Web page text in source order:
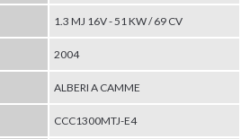
1.3 MJ 16V - 51 KW / 69 CV
2004
ALBERI A CAMME
CCC1300MTJ-E4